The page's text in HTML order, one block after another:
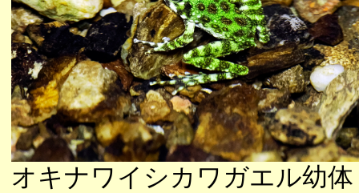
オキナワイシカワガエル幼体